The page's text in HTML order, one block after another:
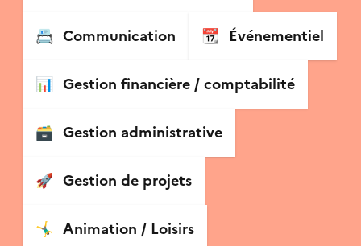
📇 Communication 📆 Événementiel
📊 Gestion financière / comptabilité
🗃 Gestion administrative
🚀 Gestion de projets
🤸‍♂️ Animation / Loisirs